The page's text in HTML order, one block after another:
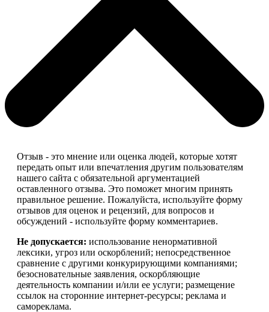
Отзыв - это мнение или оценка людей, которые хотят
передать опыт или впечатления другим пользователям
нашего сайта с обязательной аргументацией
оставленного отзыва. Это поможет многим принять
правильное решение. Пожалуйста, используйте форму
отзывов для оценок и рецензий, для вопросов и
обсуждений - используйте форму комментариев.
Не допускается: использование ненормативной
лексики, угроз или оскорблений; непосредственное
сравнение с другими конкурирующими компаниями;
безосновательные заявления, оскорбляющие
деятельность компании и/или ее услуги; размещение
ссылок на сторонние интернет-ресурсы; реклама и
самореклама.